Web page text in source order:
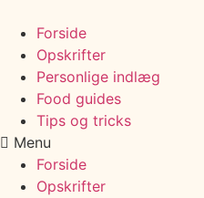
Forside
Opskrifter
Personlige indlæg
Food guides
Tips og tricks
Menu
Forside
Opskrifter